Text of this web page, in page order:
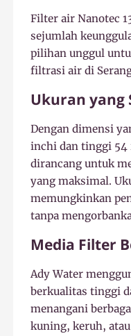
Filter air Nanotec
sejumlah
pilihan unggul
filtrasi air di
Ukuran yang
Dengan dimensi
inchi dan tinggi
dirancang untuk
yang maksimal.
memungkinkan
tanpa
Media Filter
Ady Water
berkualitas tinggi
menangani
kuning, keruh,